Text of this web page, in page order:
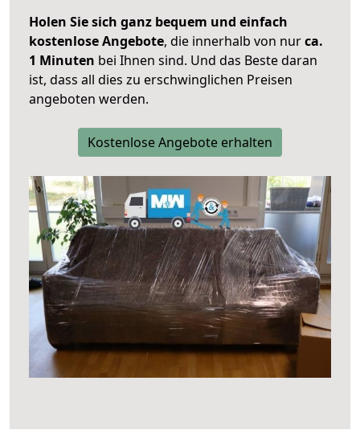
Holen Sie sich ganz bequem und einfach
kostenlose Angebote, die innerhalb von nurca.
1 Minuten bei Ihnen sind. Und das Beste daran
ist, dass all dies zu erschwinglichen Preisen
angeboten werden.
Kostenlose Angebote erhalten